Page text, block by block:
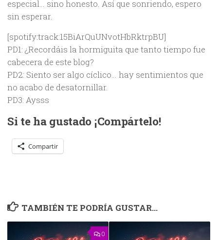
especial… sino honesto. Así que sonriendo, espero
sin esperar.
[spotify:track:15BiArQuUNvotHbRktrpBU]
PD1: ¿Recordáis la hormiguita que tanto tiempo fue
cabecera de este blog?
PD2: Siento ser algo cíclico… hay sentimientos que
no acabo de desatornillar.
PD3: Aysss
Si te ha gustado ¡Compártelo!
Compartir
TAMBIÉN TE PODRÍA GUSTAR...
0